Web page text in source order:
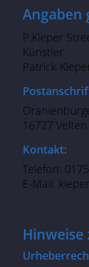
Angaben
P.Kieper
Künstler
Patrick
16727 Velten
Kontakt:
Telefon:
E-Mail:
Hinweise